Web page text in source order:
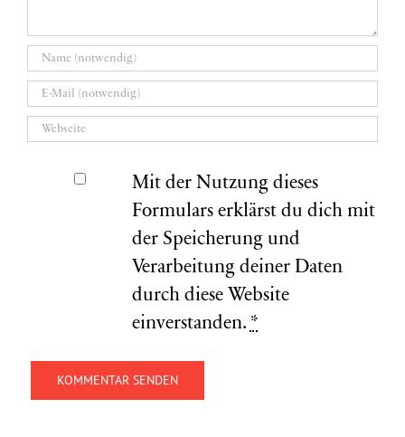
Mit der Nutzung dieses
Formulars erklärst du dich mit
der Speicherung und
Verarbeitung deiner Daten
durch diese Website
einverstanden. *